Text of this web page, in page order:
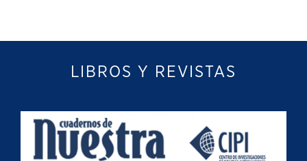
LIBROS Y REVISTAS